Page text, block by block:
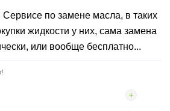
Сервисе по замене масла, в таких
жидкости у них, сама замена
или вообще бесплатно...